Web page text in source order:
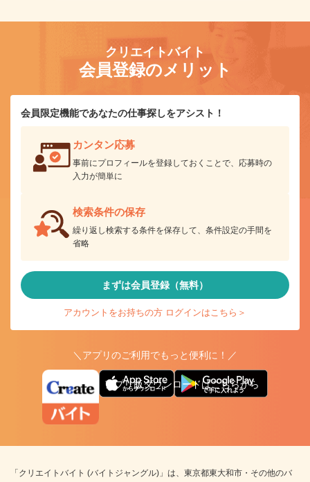
クリエイトバイト
会員登録のメリット
会員限定機能であなたの仕事探しをアシスト！
カンタン応募
事前にプロフィールを登録しておくことで、応募時の
入力が簡単に
検索条件の保存
繰り返し検索する条件を保存して、条件設定の手間を
省略
まずは会員登録（無料）
アカウントをお持ちの方 ログインはこちら＞
＼アプリのご利用でもっと便利に！／
アプリ版ダウンロードはこちらから
「クリエイトバイト (バイトジャングル)」は、東京都東大和市・その他のバ